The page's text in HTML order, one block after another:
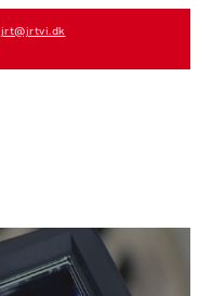
jrt@jrtvi.dk